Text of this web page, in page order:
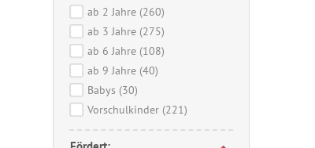
ab 2 Jahre (260)
ab 3 Jahre (275)
ab 6 Jahre (108)
ab 9 Jahre (40)
Babys (30)
Vorschulkinder (221)